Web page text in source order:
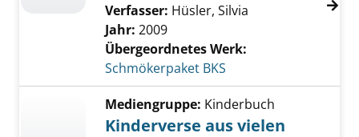
Verfasser: Hüsler, Silvia
Jahr: 2009
Übergeordnetes Werk:
Schmökerpaket BKS
Mediengruppe: Kinderbuch
Kinderverse aus vielen